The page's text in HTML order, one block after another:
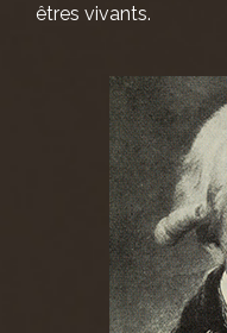
êtres vivants.